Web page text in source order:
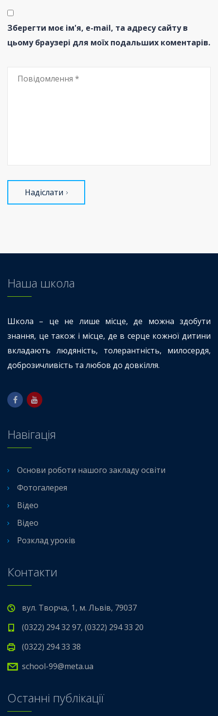
Зберегти моє ім'я, e-mail, та адресу сайту в
цьому браузері для моїх подальших коментарів.
Надіслати
Наша школа
Школа – це не лише місце, де можна здобути
знання, це також і місце, де в серце кожної дитини
вкладають людяність, толерантність, милосердя,
доброзичливість та любов до довкілля.
Навігація
Основи роботи нашого закладу освіти
Фотогалерея
Відео
Відео
Розклад уроків
Контакти
вул. Творча, 1, м. Львів, 79037
(0322) 294 32 97, (0322) 294 33 20
(0322) 294 33 38
school-99@meta.ua
Останні публікації